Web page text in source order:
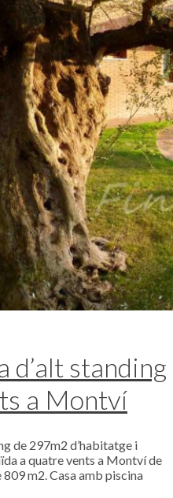
d’alt standing
a Montví
de 297m2 d’habitatge i
a quatre vents a Montví de
m2. Casa amb piscina